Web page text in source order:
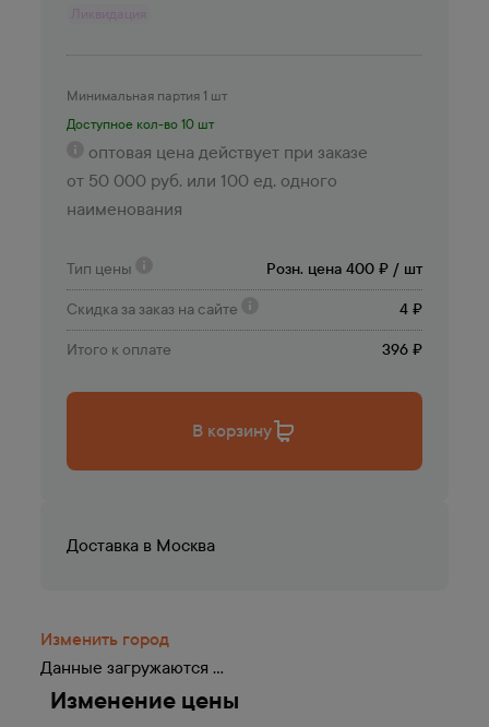
Минимальная партия 1 шт
Доступное кол-во 10 шт
оптовая цена действует при заказе
от 50 000 руб. или 100 ед. одного
наименования
Тип цены Розн. цена 400 ₽ / шт
Скидка за заказ на сайте 4 ₽
Итого к оплате 396 ₽
В корзину
Доставка в Москва
Изменить город
Данные загружаются ...
Изменение цены